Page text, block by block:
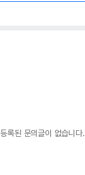
등록된 문의글이 없습니다.